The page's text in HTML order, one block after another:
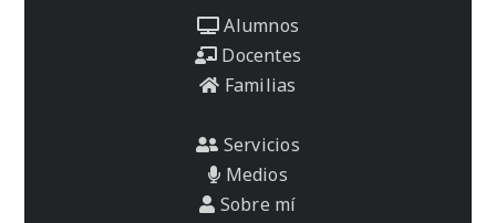
Alumnos
Docentes
Familias
Servicios
Medios
Sobre mí